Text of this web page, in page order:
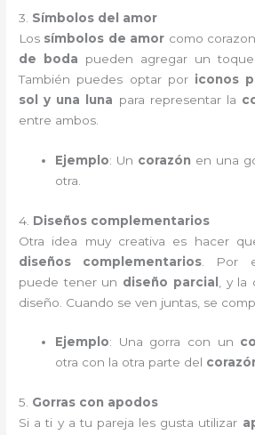
3. Símbolos del amor
Los símbolos de amor como
de boda pueden agregar un
También puedes optar por iconos
sol y una luna para representar la
entre ambos.
Ejemplo: Un corazón en una
otra.
4. Diseños complementarios
Otra idea muy creativa es hacer
diseños complementarios . Por
puede tener un diseño parcial , y
diseño. Cuando se ven juntas, se
Ejemplo: Una gorra con un
otra con la otra parte del
5. Gorras con apodos
Si a ti y a tu pareja les gusta utilizar